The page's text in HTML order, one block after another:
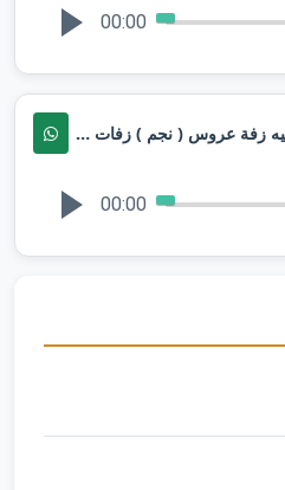
00:00
خذها يا عبدالله ترها غاليه زفة عروس ( نجم ) زفات 2025
00:00